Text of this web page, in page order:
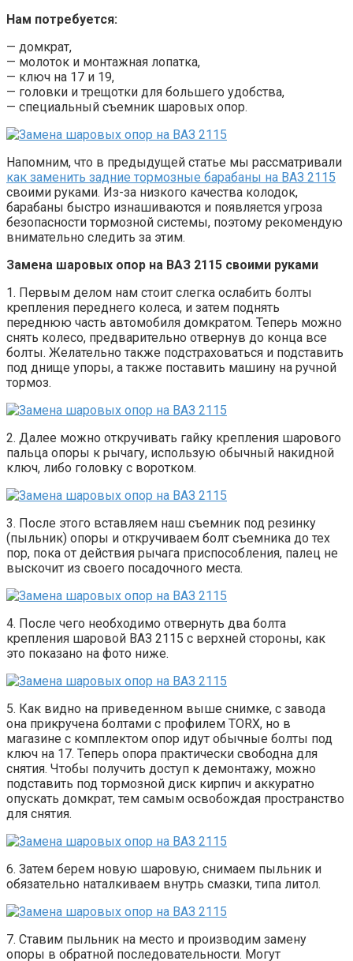
Нам потребуется:
— домкрат,
— молоток и монтажная лопатка,
— ключ на 17 и 19,
— головки и трещотки для большего удобства,
— специальный съемник шаровых опор.
Напомним, что в предыдущей статье мы рассматривали
как заменить задние тормозные барабаны на ВАЗ 2115
своими руками. Из-за низкого качества колодок,
барабаны быстро изнашиваются и появляется угроза
безопасности тормозной системы, поэтому рекомендую
внимательно следить за этим.
Замена шаровых опор на ВАЗ 2115 своими руками
1. Первым делом нам стоит слегка ослабить болты
крепления переднего колеса, и затем поднять
переднюю часть автомобиля домкратом. Теперь можно
снять колесо, предварительно отвернув до конца все
болты. Желательно также подстраховаться и подставить
под днище упоры, а также поставить машину на ручной
тормоз.
2. Далее можно откручивать гайку крепления шарового
пальца опоры к рычагу, использую обычный накидной
ключ, либо головку с воротком.
3. После этого вставляем наш съемник под резинку
(пыльник) опоры и откручиваем болт съемника до тех
пор, пока от действия рычага приспособления, палец не
выскочит из своего посадочного места.
4. После чего необходимо отвернуть два болта
крепления шаровой ВАЗ 2115 с верхней стороны, как
это показано на фото ниже.
5. Как видно на приведенном выше снимке, с завода
она прикручена болтами с профилем TORX, но в
магазине с комплектом опор идут обычные болты под
ключ на 17. Теперь опора практически свободна для
снятия. Чтобы получить доступ к демонтажу, можно
подставить под тормозной диск кирпич и аккуратно
опускать домкрат, тем самым освобождая пространство
для снятия.
6. Затем берем новую шаровую, снимаем пыльник и
обязательно наталкиваем внутрь смазки, типа литол.
7. Ставим пыльник на место и производим замену
опоры в обратной последовательности. Могут